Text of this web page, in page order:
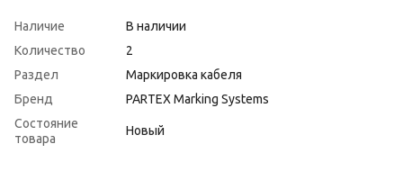
Наличие
В наличии
Количество
2
Раздел
Маркировка кабеля
Бренд
PARTEX Marking Systems
Состояние
товара
Новый